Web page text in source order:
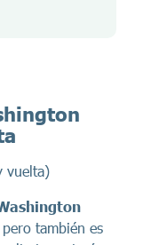
vuelta)
también es